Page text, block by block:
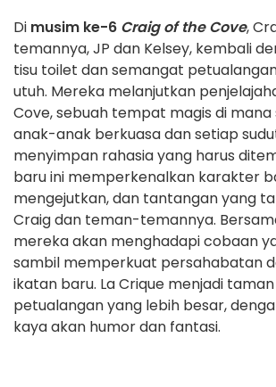
Di musim ke-6 Craig of the Cove,
temannya, JP dan Kelsey, kembali
tisu toilet dan semangat
utuh. Mereka melanjutkan
Cove, sebuah tempat magis di
anak-anak berkuasa dan setiap
menyimpan rahasia yang harus
baru ini memperkenalkan karakter
mengejutkan, dan tantangan yang
Craig dan teman-temannya.
mereka akan menghadapi cobaan
sambil memperkuat persahabatan
ikatan baru. La Crique menjadi
petualangan yang lebih besar,
kaya akan humor dan fantasi.